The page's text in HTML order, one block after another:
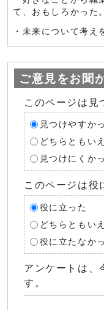
て、おもしろかった。
・未来について考え
ご意見をお聞
このページは見
見つけやすか
どちらともい
見つけにくか
このページは役
役に立った
どちらともい
役に立たなか
アンケートは、
す。